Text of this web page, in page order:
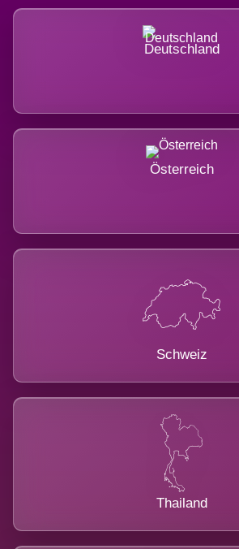
Deutschland
Österreich
Schweiz
Thailand